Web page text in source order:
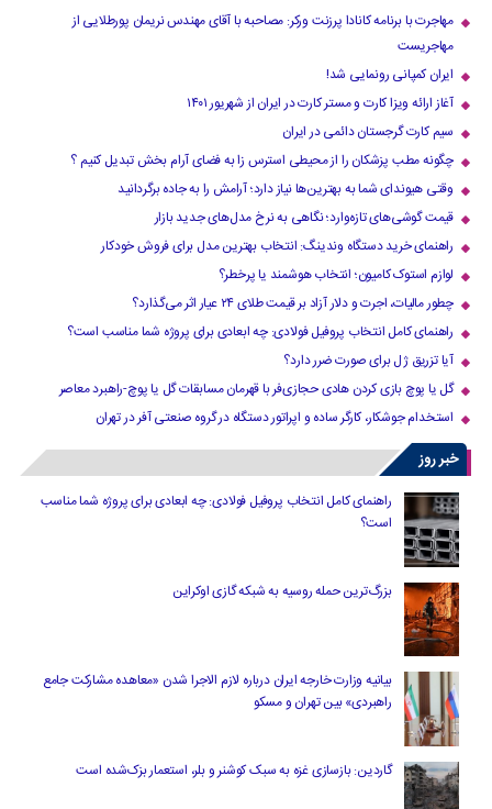
مهاجرت با برنامه کانادا پرزنت ورکر: مصاحبه با آقای مهندس نریمان پورطلایی از
مهاجریست
ایران کمپانی رونمایی شد!
آغاز ارائه ویزا کارت و مستر کارت در ایران از شهریور ۱۴۰۱
سیم کارت گرجستان دائمی در ایران
چگونه مطب پزشکان را از محیطی استرس زا به فضای آرام بخش تبدیل کنیم ؟
وقتی هیوندای شما به بهترین‌ها نیاز دارد؛ آرامش را به جاده برگردانید
قیمت گوشی‌های تازه‌وارد؛ نگاهی به نرخ مدل‌های جدید بازار
راهنمای خرید دستگاه وندینگ: انتخاب بهترین مدل برای فروش خودکار
لوازم استوک کامیون؛ انتخاب هوشمند یا پرخطر؟
چطور مالیات، اجرت و دلار آزاد بر قیمت طلای ۲۴ عیار اثر می‌گذارد؟
راهنمای کامل انتخاب پروفیل فولادی: چه ابعادی برای پروژه شما مناسب است؟
آیا تزریق ژل برای صورت ضرر دارد​؟
گل یا پوچ بازی کردن هادی حجازی‌فر با قهرمان مسابقات گل یا پوچ-راهبرد معاصر
استخدام جوشکار، کارگر ساده و اپراتور دستگاه در گروه صنعتی آفر در تهران
خبر روز
راهنمای کامل انتخاب پروفیل فولادی: چه ابعادی برای پروژه شما مناسب
است؟
بزرگ‌ترین حمله روسیه به شبکه گازی اوکراین
بیانیه وزارت خارجه ایران درباره لازم‌ الاجرا شدن «معاهده مشارکت جامع
راهبردی» بین تهران و مسکو
گاردین: بازسازی غزه به سبک کوشنر و بلر، استعمار بزک‌شده است